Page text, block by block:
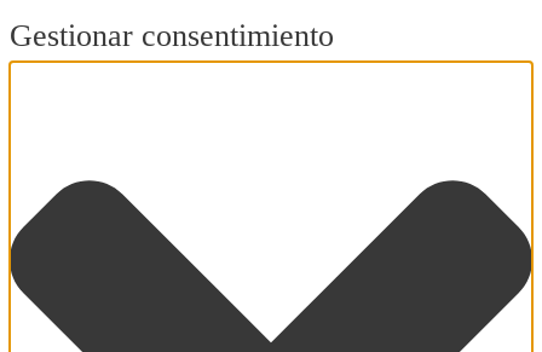
Gestionar consentimiento